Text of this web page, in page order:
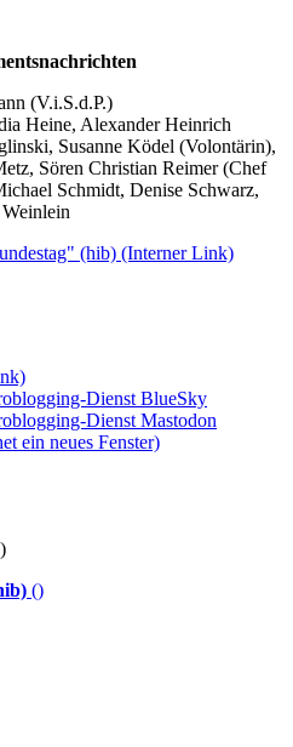
(V.i.S.d.P.)
Heine, Alexander Heinrich
Susanne Ködel (Volontärin),
Sören Christian Reimer (Chef
Schmidt, Denise Schwarz,
(hib) (Interner Link)
Dienst BlueSky
Dienst Mastodon
ein neues Fenster)
()